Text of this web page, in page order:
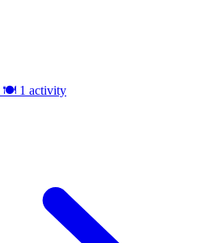
🍽️ 1 activity